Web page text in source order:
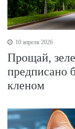
10 апреля 2026
Прощай,
предписано
кленом